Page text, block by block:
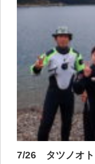
7/26 タツノオト